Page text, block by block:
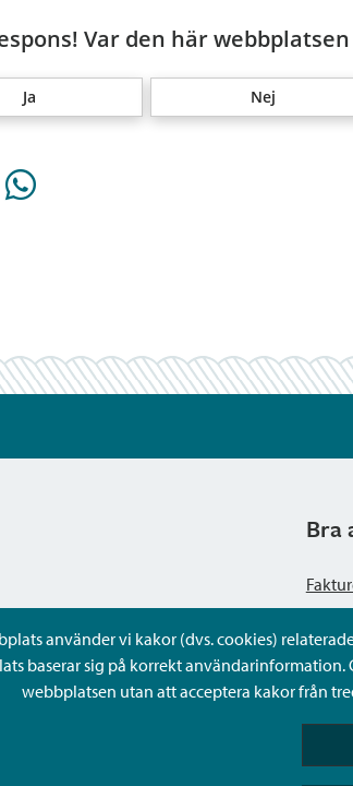
Var den här
Ja Nej
använder vi kakor (dvs. cookies)
baserar sig på korrekt användarinformation.
webbplatsen utan att acceptera kakor från
Bra